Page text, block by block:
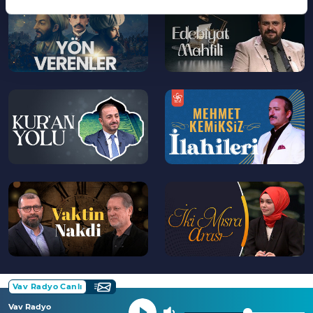
>
>
--
>
--
>
--
>
Vav Radyo
Vav Radyo Canlı